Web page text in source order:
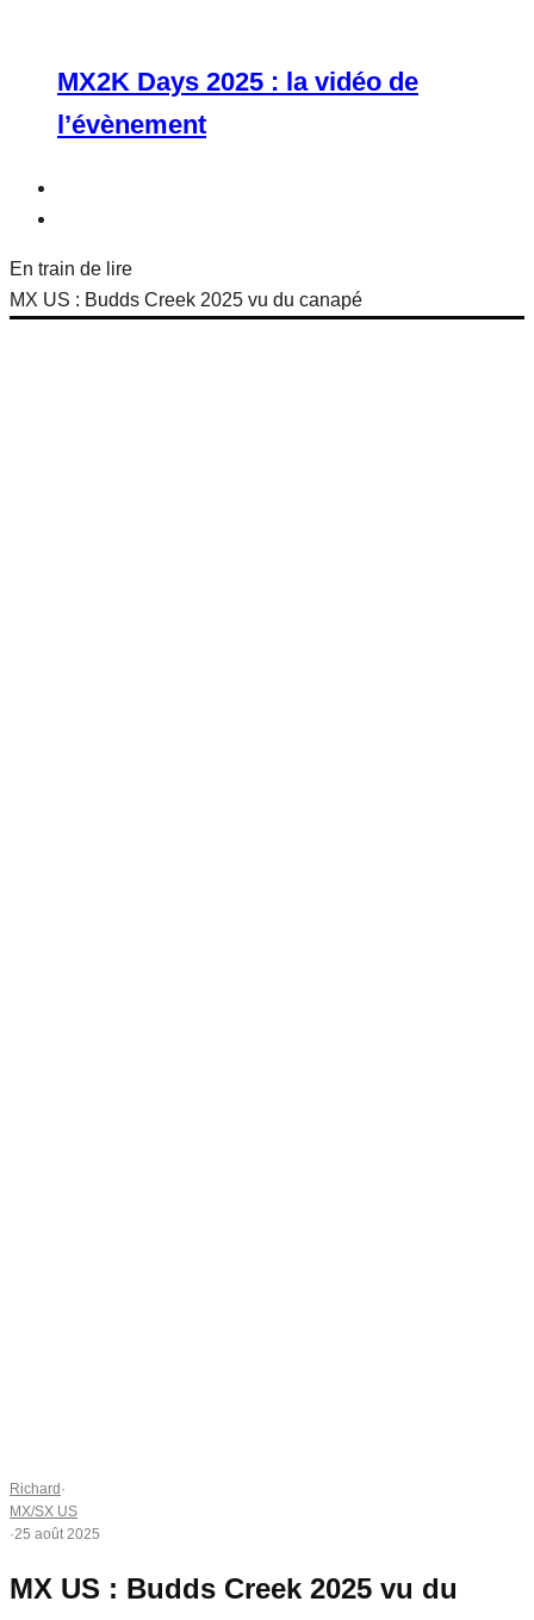
MX2K Days 2025 : la vidéo de
l’évènement
En train de lire
MX US : Budds Creek 2025 vu du canapé
Richard ·
MX/SX US
·25 août 2025
MX US : Budds Creek 2025 vu du